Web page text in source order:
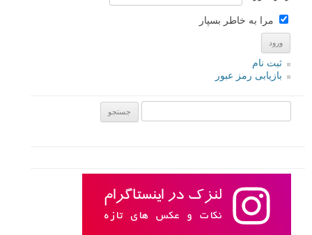
مرا به خاطر بسپار
ثبت نام
بازیابی رمز عبور